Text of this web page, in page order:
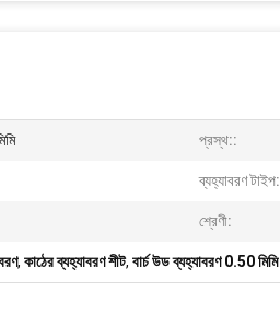
প্রস্থ::
ব্যহ্যাবরণ টাইপ:
শ্রেণী:
, কাঠের ব্যহ্যাবরণ শীট, বার্চ উড ব্যহ্যাবরণ 0.50 মিমি